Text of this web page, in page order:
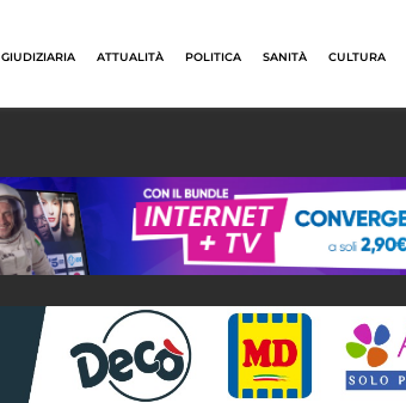
GIUDIZIARIA ATTUALITÀ POLITICA SANITÀ CULTURA